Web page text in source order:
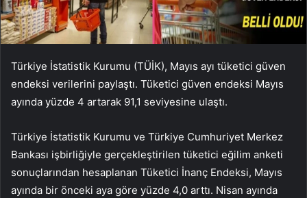
Türkiye İstatistik Kurumu (TÜİK), Mayıs ayı tüketici güven
endeksi verilerini paylaştı. Tüketici güven endeksi Mayıs
ayında yüzde 4 artarak 91,1 seviyesine ulaştı.
Türkiye İstatistik Kurumu ve Türkiye Cumhuriyet Merkez
Bankası işbirliğiyle gerçekleştirilen tüketici eğilim anketi
sonuçlarından hesaplanan Tüketici İnanç Endeksi, Mayıs
ayında bir önceki aya göre yüzde 4,0 arttı. Nisan ayında